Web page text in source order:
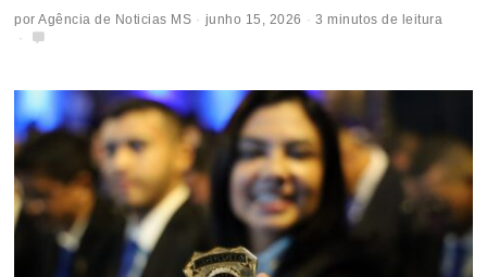
porAgência de Noticias MS junho 15, 2026 3 minutos de leitura